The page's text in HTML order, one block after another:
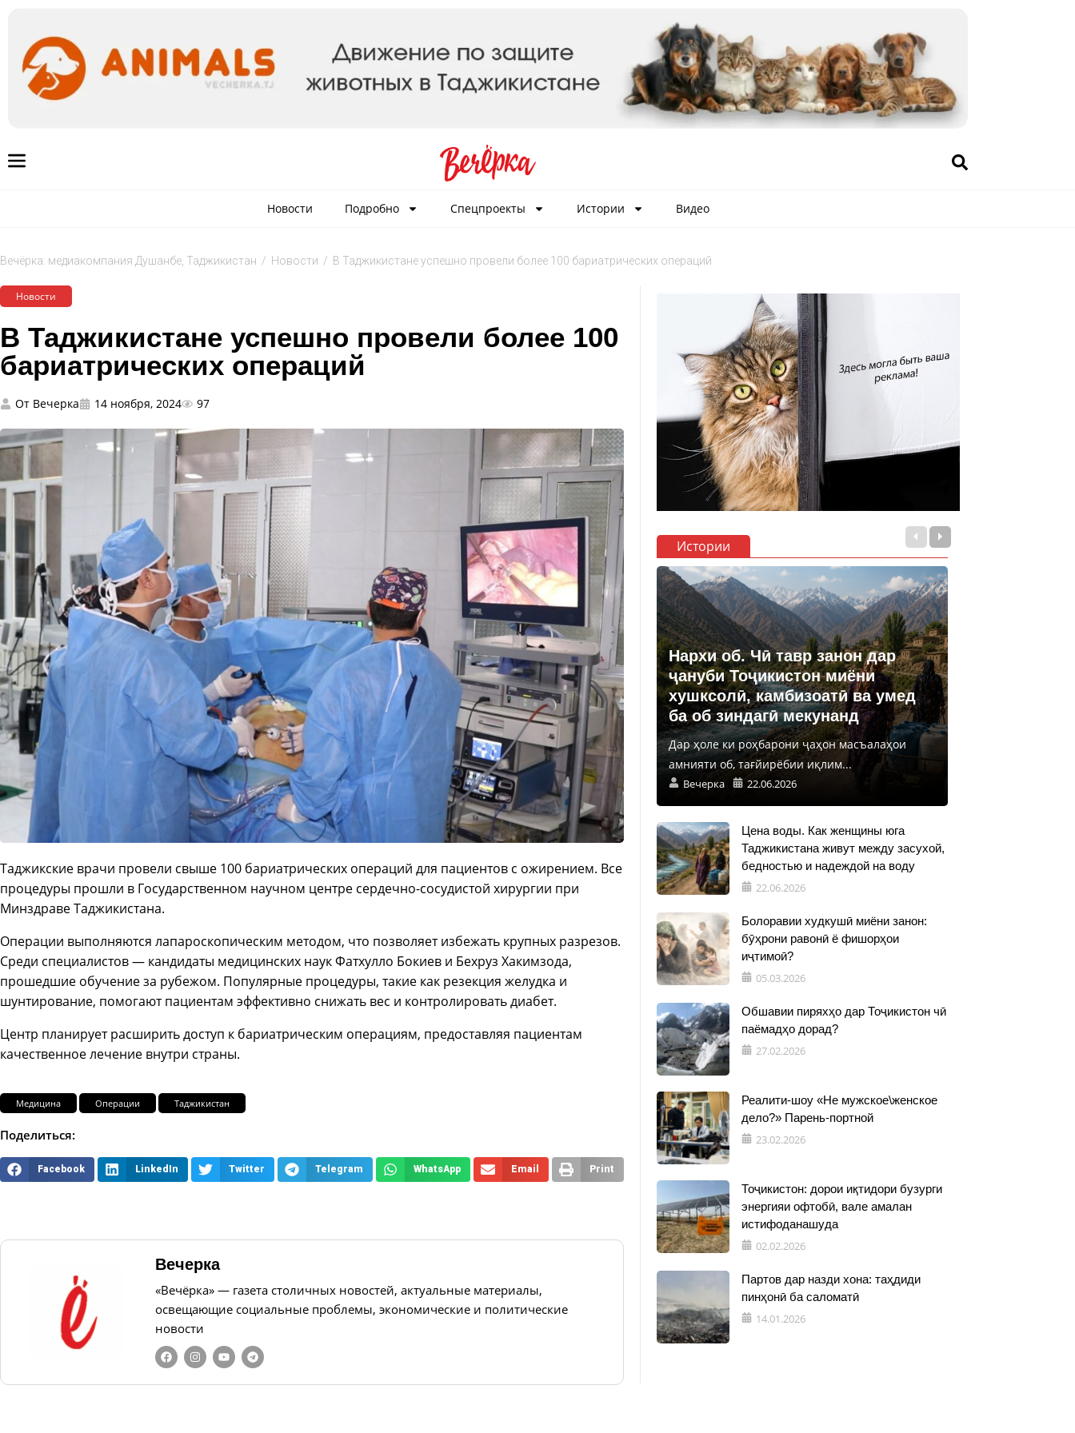
Новости Подробно Спецпроекты Истории Видео
Вечёрка: медиакомпания Душанбе, Таджикистан / Новости / В Таджикистане успешно провели более 100 бариатрических операций
Новости
В Таджикистане успешно провели более 100
бариатрических операций
От Вечерка 14 ноября, 2024 97
Таджикские врачи провели свыше 100 бариатрических операций для пациентов с ожирением. Все
процедуры прошли в Государственном научном центре сердечно-сосудистой хирургии при
Минздраве Таджикистана.
Операции выполняются лапароскопическим методом, что позволяет избежать крупных разрезов.
Среди специалистов — кандидаты медицинских наук Фатхулло Бокиев и Бехруз Хакимзода,
прошедшие обучение за рубежом. Популярные процедуры, такие как резекция желудка и
шунтирование, помогают пациентам эффективно снижать вес и контролировать диабет.
Центр планирует расширить доступ к бариатрическим операциям, предоставляя пациентам
качественное лечение внутри страны.
Медицина Операции Таджикистан
Поделиться:
Facebook LinkedIn Twitter Telegram WhatsApp Email Print
Вечерка
«Вечёрка» — газета столичных новостей, актуальные материалы,
освещающие социальные проблемы, экономические и политические
новости
Истории
Нархи об. Чӣ тавр занон дар
ҷануби Тоҷикистон миёни
хушксолӣ, камбизоатӣ ва умед
ба об зиндагӣ мекунанд
Дар ҳоле ки роҳбарони ҷаҳон масъалаҳои
амнияти об, тағйирёбии иқлим...
Вечерка 22.06.2026
Цена воды. Как женщины юга
Таджикистана живут между засухой,
бедностью и надеждой на воду
22.06.2026
Болоравии худкушӣ миёни занон:
бӯҳрони равонӣ ё фишорҳои
иҷтимоӣ?
05.03.2026
Обшавии пиряхҳо дар Тоҷикистон чӣ
паёмадҳо дорад?
27.02.2026
Реалити-шоу «Не мужское\женское
дело?» Парень-портной
23.02.2026
Тоҷикистон: дорои иқтидори бузурги
энергияи офтобӣ, вале амалан
истифоданашуда
02.02.2026
Партов дар назди хона: таҳдиди
пинҳонӣ ба саломатӣ
14.01.2026